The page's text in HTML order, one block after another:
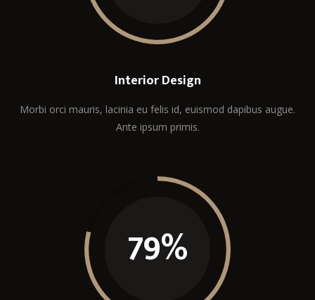
Interior Design
Morbi orci mauris, lacinia eu felis id, euismod dapibus augue.
Ante ipsum primis.
79%